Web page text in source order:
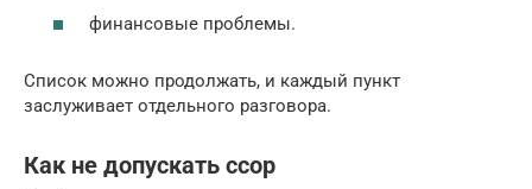
финансовые проблемы.
Список можно продолжать, и каждый пункт
заслуживает отдельного разговора.
Как не допускать ссор